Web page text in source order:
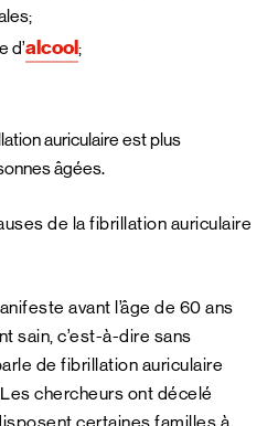
d’alcool;
auriculaire est plus
âgées.
de la fibrillation auriculaire
avant l’âge de 60 ans
sain, c’est-à-dire sans
de fibrillation auriculaire
chercheurs ont décelé